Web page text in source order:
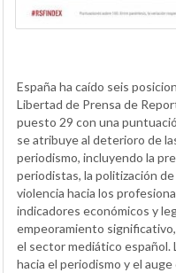
España ha caído seis
Libertad de Prensa de
puesto 29 con una
se atribuye al deterioro de
periodismo, incluyendo la
periodistas, la politización
violencia hacia los
indicadores económicos y
empeoramiento
el sector mediático español.
hacia el periodismo y el